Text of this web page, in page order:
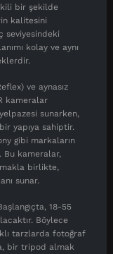
bir şekilde
kalitesini
seviyesindeki
kolay ve aynı
ve aynasız
kameralar
sunarken,
yapıya sahiptir.
gibi markaların
Bu kameralar,
birlikte,
sunar.
18-55
Böylece
tarzlarda fotoğraf
bir tripod almak